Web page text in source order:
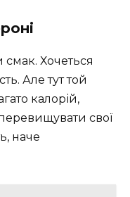
смак. Хочеться
Але тут той
калорій,
свої
наче